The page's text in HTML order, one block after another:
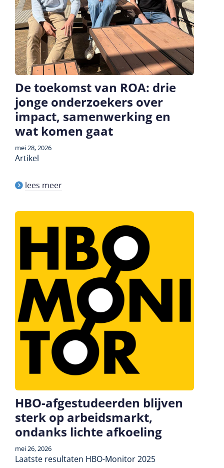
De toekomst van ROA: drie
jonge onderzoekers over
impact, samenwerking en
wat komen gaat
mei 28, 2026
Artikel
lees meer
HBO-afgestudeerden blijven
sterk op arbeidsmarkt,
ondanks lichte afkoeling
mei 26, 2026
Laatste resultaten HBO-Monitor 2025